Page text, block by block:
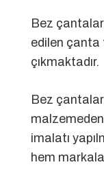
Bez
edilen çanta
çıkmaktadır.
Bez
imalatı
hem